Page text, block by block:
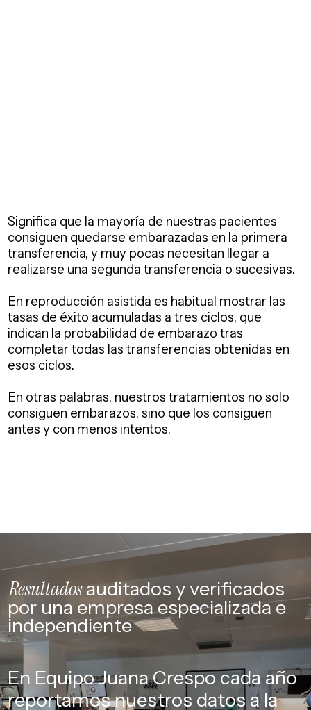
Significa que la mayoría de nuestras pacientes
consiguen quedarse embarazadas en la primera
transferencia, y muy pocas necesitan llegar a
realizarse una segunda transferencia o sucesivas.
En reproducción asistida es habitual mostrar las
tasas de éxito acumuladas a tres ciclos, que
indican la probabilidad de embarazo tras
completar todas las transferencias obtenidas en
esos ciclos.
En otras palabras, nuestros tratamientos no solo
consiguen embarazos, sino que los consiguen
antes y con menos intentos.
Resultadosauditados yverificados
por una empresaespecializada e
independiente
En Equipo Juana Crespo cada año
reportamos nuestros datos a la